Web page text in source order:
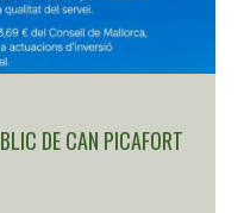
DE CAN PICAFORT